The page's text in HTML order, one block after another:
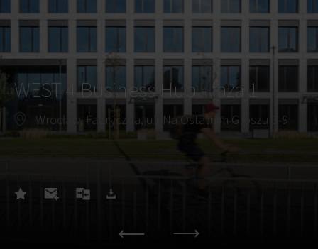
WEST 4 Business Hub - faza 1
Wrocław, Fabryczna, ul. Na Ostatnim Groszu 3-9